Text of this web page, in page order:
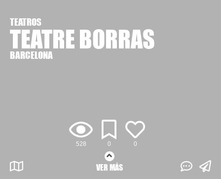
528 0 0
TEATROS
TEATRE BORRAS
BARCELONA
VER MÁS